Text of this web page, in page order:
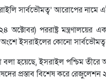
সার্বভৌমত্ব’ আরোপের নামে
অক্টোবর) পররাষ্ট্র মন্ত্রণালয়ের
ইসরাইলের কোনো সার্বভৌমত্ব
হয়েছে, ইসরাইল পশ্চিম তীরে
প্রস্তাব বিশেষ করে